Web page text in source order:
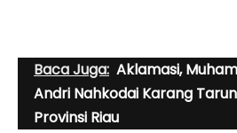
Baca Juga: Aklamasi,
Andri Nahkodai Karang
Provinsi Riau